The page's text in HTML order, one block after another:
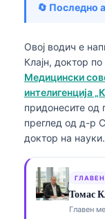
🔄 Последно
Овој водич е
Клајн, доктор
Медицински
интелигенција
придонесите
преглед од д-р
доктор на науки.
Томас
Главен